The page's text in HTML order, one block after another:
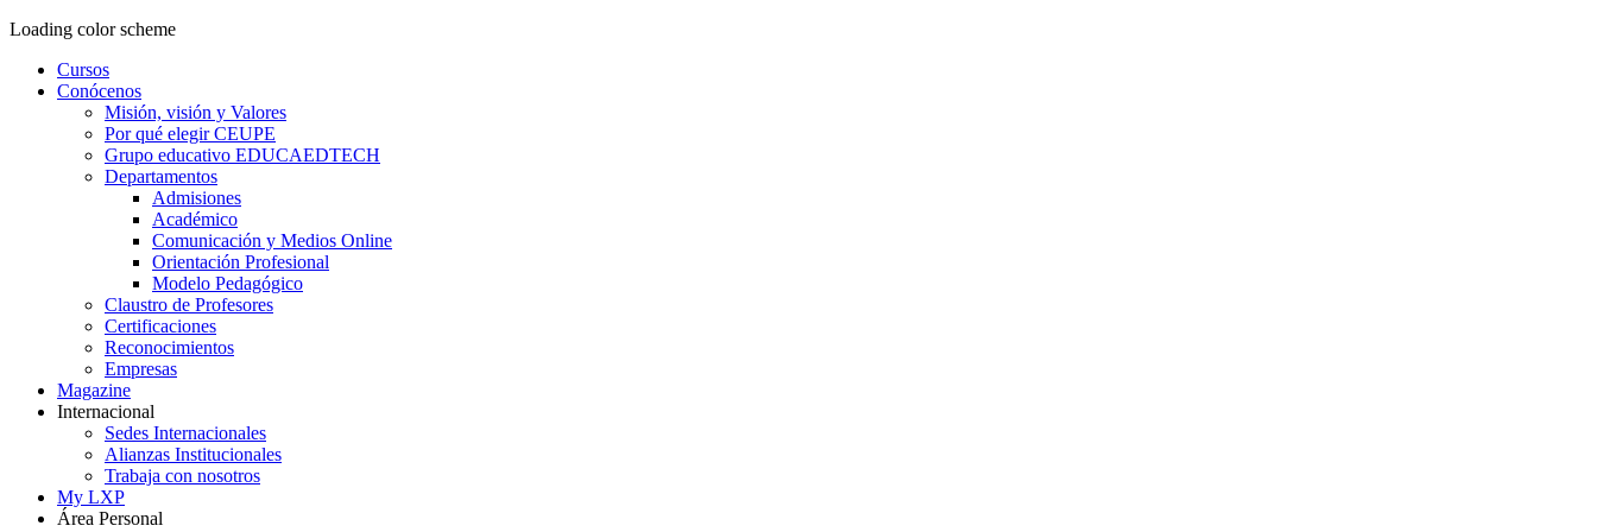
Loading color scheme
Cursos
Conócenos
Misión, visión y Valores
Por qué elegir CEUPE
Grupo educativo EDUCAEDTECH
Departamentos
Admisiones
Académico
Comunicación y Medios Online
Orientación Profesional
Modelo Pedagógico
Claustro de Profesores
Certificaciones
Reconocimientos
Empresas
Magazine
Internacional
Sedes Internacionales
Alianzas Institucionales
Trabaja con nosotros
My LXP
Área Personal